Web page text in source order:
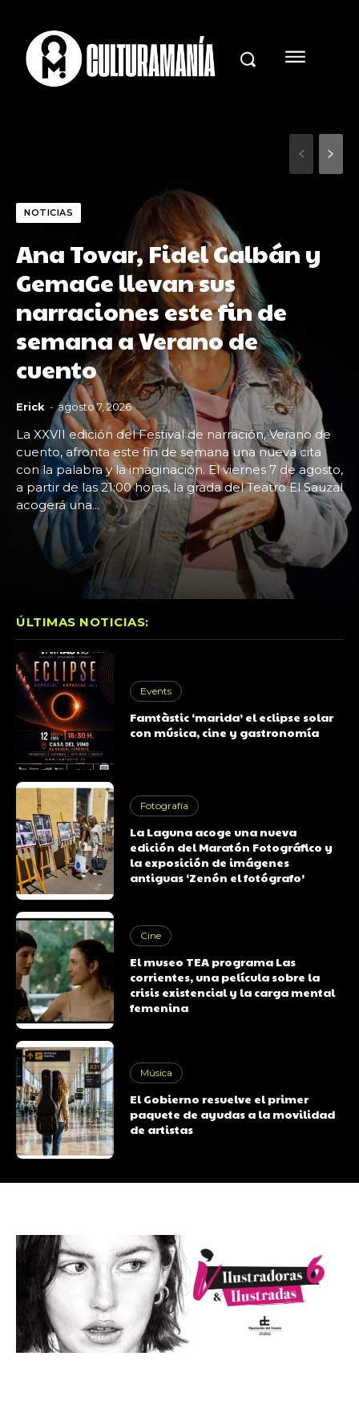
NOTICIAS
Ana Tovar, Fidel Galbán y
GemaGe llevan sus
narraciones este fin de
semana a Verano de
cuento
Erick - agosto 7, 2026
La XXVII edición del Festival de narración, Verano de
cuento, afronta este fin de semana una nueva cita
con la palabra y la imaginación. El viernes 7 de agosto,
a partir de las 21:00 horas, la grada del Teatro El Sauzal
acogerá una...
ÚLTIMAS NOTICIAS:
Events
Famtàstic ‘marida’ el eclipse solar
con música, cine y gastronomía
Fotografía
La Laguna acoge una nueva
edición del Maratón Fotográfico y
la exposición de imágenes
antiguas ‘Zenón el fotógrafo’
Cine
El museo TEA programa Las
corrientes, una película sobre la
crisis existencial y la carga mental
femenina
Música
El Gobierno resuelve el primer
paquete de ayudas a la movilidad
de artistas